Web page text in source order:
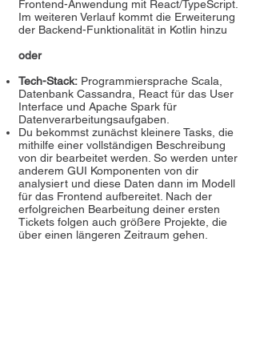
Frontend-Anwendung mit React/TypeScript.
Im weiteren Verlauf kommt die Erweiterung
der Backend-Funktionalität in Kotlin hinzu
oder
Tech-Stack: Programmiersprache Scala,
Datenbank Cassandra, React für das User
Interface und Apache Spark für
Datenverarbeitungsaufgaben.
Du bekommst zunächst kleinere Tasks, die
mithilfe einer vollständigen Beschreibung
von dir bearbeitet werden. So werden unter
anderem GUI Komponenten von dir
analysiert und diese Daten dann im Modell
für das Frontend aufbereitet. Nach der
erfolgreichen Bearbeitung deiner ersten
Tickets folgen auch größere Projekte, die
über einen längeren Zeitraum gehen.